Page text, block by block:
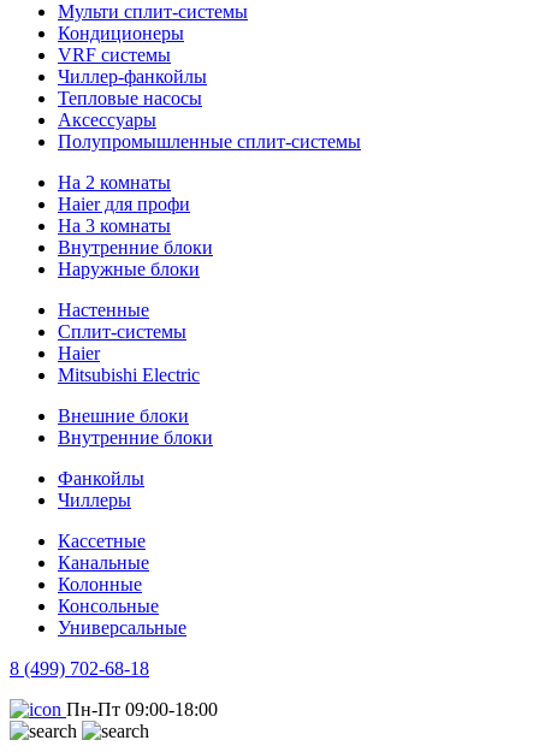
Мульти сплит-системы
Кондиционеры
VRF системы
Чиллер-фанкойлы
Тепловые насосы
Аксессуары
Полупромышленные сплит-системы
На 2 комнаты
Haier для профи
На 3 комнаты
Внутренние блоки
Наружные блоки
Настенные
Сплит-системы
Haier
Mitsubishi Electric
Внешние блоки
Внутренние блоки
Фанкойлы
Чиллеры
Кассетные
Канальные
Колонные
Консольные
Универсальные
8 (499) 702-68-18
Пн-Пт 09:00-18:00